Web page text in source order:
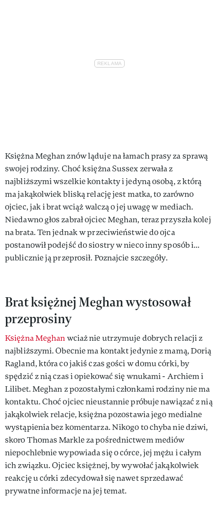
Księżna Meghan znów ląduje na łamach prasy za sprawą
swojej rodziny. Choć księżna Sussex zerwała z
najbliższymi wszelkie kontakty i jedyną osobą, z którą
ma jakąkolwiek bliską relację jest matka, to zarówno
ojciec, jak i brat wciąż walczą o jej uwagę w mediach.
Niedawno głos zabrał ojciec Meghan, teraz przyszła kolej
na brata. Ten jednak w przeciwieństwie do ojca
postanowił podejść do siostry w nieco inny sposób i...
publicznie ją przeprosił. Poznajcie szczegóły.
Brat księżnej Meghan wystosował
przeprosiny
Księżna Meghanwciaż nie utrzymuje dobrych relacji z
najbliższymi. Obecnie ma kontakt jedynie z mamą, Dorią
Ragland, która co jakiś czas gości w domu córki, by
spędzić z nią czas i opiekować się wnukami - Archiem i
Lilibet. Meghan z pozostałymi członkami rodziny nie ma
kontaktu. Choć ojciec nieustannie próbuje nawiązać z nią
jakąkolwiek relacje, księżna pozostawia jego medialne
wystąpienia bez komentarza. Nikogo to chyba nie dziwi,
skoro Thomas Markle za pośrednictwem mediów
niepochlebnie wypowiada się o córce, jej mężu i całym
ich związku. Ojciec księżnej, by wywołać jakąkolwiek
reakcję u córki zdecydował się nawet sprzedawać
prywatne informacje na jej temat.